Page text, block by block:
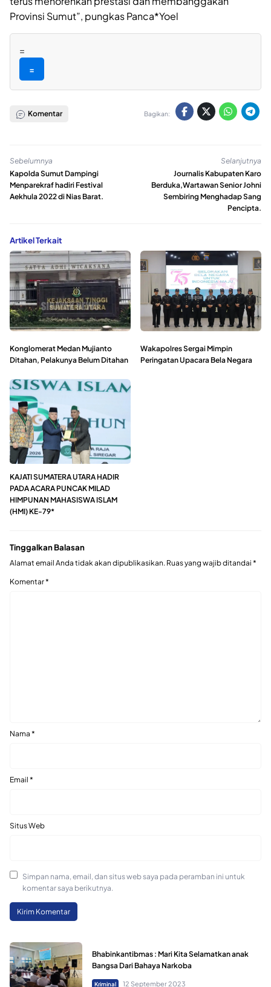
Provinsi Sumut”, pungkas Panca*Yoel
=
=
Komentar Bagikan:
Sebelumnya
Kapolda Sumut Dampingi
Menparekraf hadiri Festival
Aekhula 2022 di Nias Barat.
Selanjutnya
Journalis Kabupaten Karo
Berduka,Wartawan Senior Johni
Sembiring Menghadap Sang
Pencipta.
Artikel Terkait
Konglomerat Medan Mujianto
Ditahan, Pelakunya Belum Ditahan
Wakapolres Sergai Mimpin
Peringatan Upacara Bela Negara
KAJATI SUMATERA UTARA HADIR
PADA ACARA PUNCAK MILAD
HIMPUNAN MAHASISWA ISLAM
(HMI) KE-79*
Tinggalkan Balasan
Alamat email Anda tidak akan dipublikasikan. Ruas yang wajib ditandai *
Komentar*
Nama *
Email *
Situs Web
Simpan nama, email, dan situs web saya pada peramban ini untuk
komentar saya berikutnya.
Bhabinkantibmas : Mari Kita Selamatkan anak
Bangsa Dari Bahaya Narkoba
Kriminal 12 September 2023